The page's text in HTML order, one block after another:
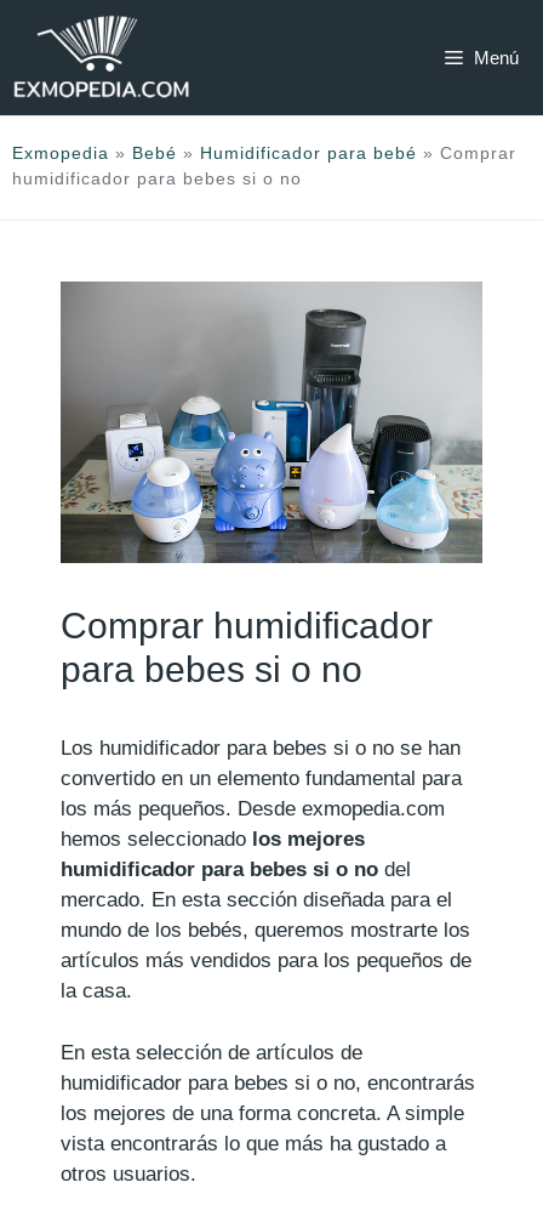
Menú
Exmopedia » Bebé » Humidificador para bebé » Comprar
humidificador para bebes si o no
Comprar humidificador
para bebes si o no
Los humidificador para bebes si o no se han
convertido en un elemento fundamental para
los más pequeños. Desde exmopedia.com
hemos seleccionado los mejores
humidificador para bebes si o no del
mercado. En esta sección diseñada para el
mundo de los bebés, queremos mostrarte los
artículos más vendidos para los pequeños de
la casa.
En esta selección de artículos de
humidificador para bebes si o no, encontrarás
los mejores de una forma concreta. A simple
vista encontrarás lo que más ha gustado a
otros usuarios.